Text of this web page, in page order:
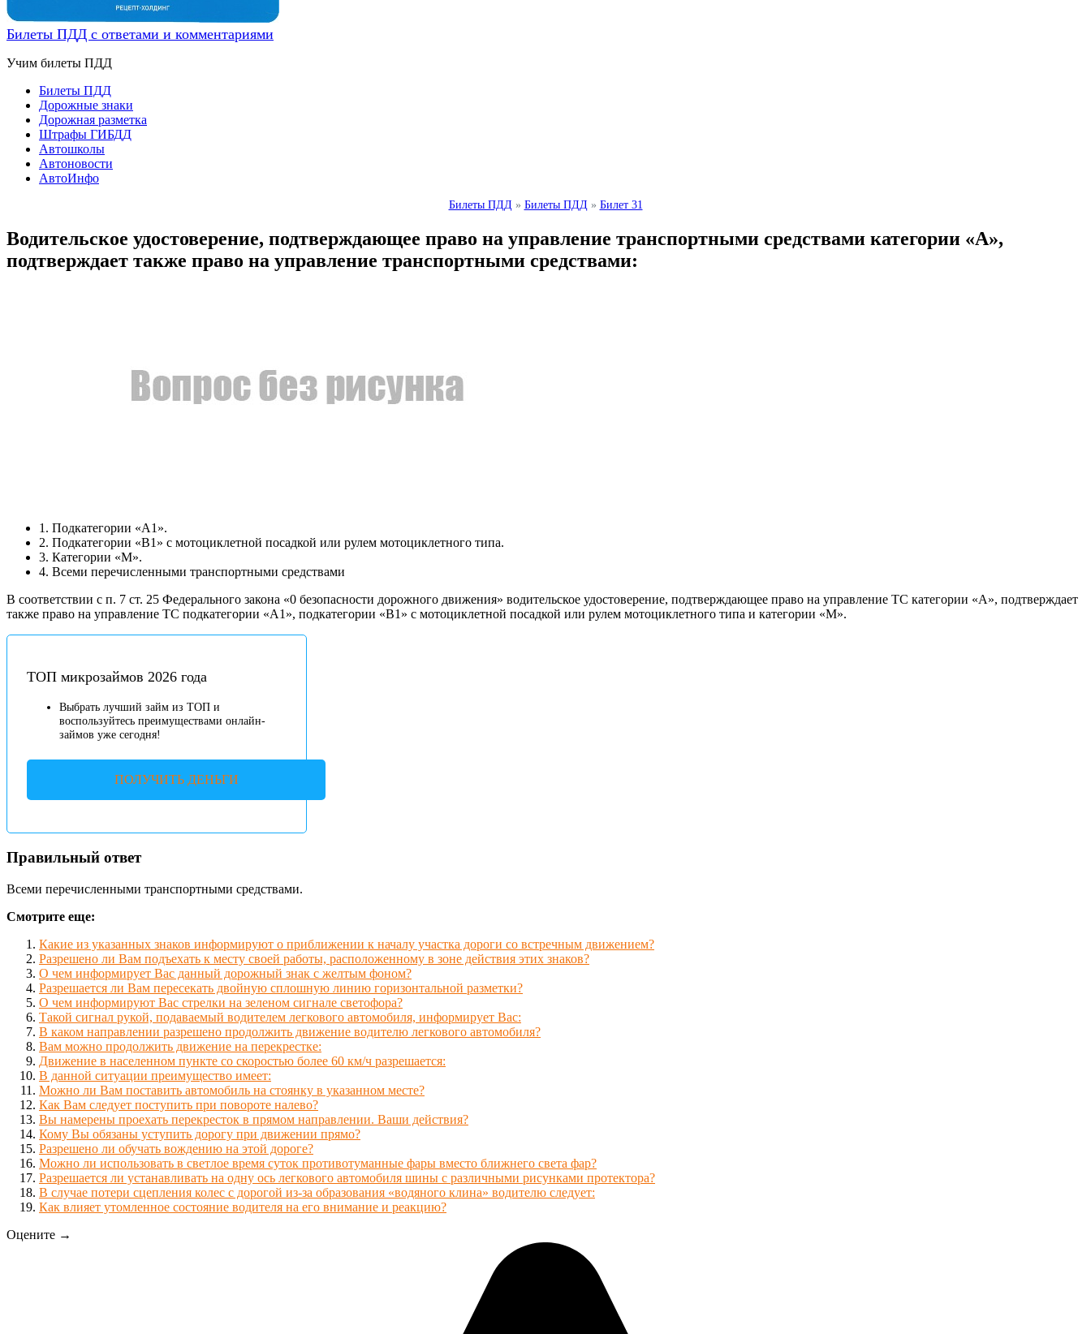
Билеты ПДД с ответами и комментариями
Учим билеты ПДД
Билеты ПДД
Дорожные знаки
Дорожная разметка
Штрафы ГИБДД
Автошколы
Автоновости
АвтоИнфо
Билеты ПДД » Билеты ПДД » Билет 31
Водительское удостоверение, подтверждающее право на управление транспортными средствами категории «А»,
подтверждает также право на управление транспортными средствами:
1. Подкатегории «А1».
2. Подкатегории «В1» с мотоциклетной посадкой или рулем мотоциклетного типа.
3. Категории «М».
4. Всеми перечисленными транспортными средствами
В соответствии с п. 7 ст. 25 Федерального закона «0 безопасности дорожного движения» водительское удостоверение, подтверждающее право на управление ТС категории «А», подтверждает
также право на управление ТС подкатегории «А1», подкатегории «В1» с мотоциклетной посадкой или рулем мотоциклетного типа и категории «М».
ТОП микрозаймов 2026 года
Выбрать лучший займ из ТОП и
воспользуйтесь преимуществами онлайн-
займов уже сегодня!
ПОЛУЧИТЬ ДЕНЬГИ
Правильный ответ
Всеми перечисленными транспортными средствами.
Смотрите еще:
Какие из указанных знаков информируют о приближении к началу участка дороги со встречным движением?
Разрешено ли Вам подъехать к месту своей работы, расположенному в зоне действия этих знаков?
О чем информирует Вас данный дорожный знак с желтым фоном?
Разрешается ли Вам пересекать двойную сплошную линию горизонтальной разметки?
О чем информируют Вас стрелки на зеленом сигнале светофора?
Такой сигнал рукой, подаваемый водителем легкового автомобиля, информирует Вас:
В каком направлении разрешено продолжить движение водителю легкового автомобиля?
Вам можно продолжить движение на перекрестке:
Движение в населенном пункте со скоростью более 60 км/ч разрешается:
В данной ситуации преимущество имеет:
Можно ли Вам поставить автомобиль на стоянку в указанном месте?
Как Вам следует поступить при повороте налево?
Вы намерены проехать перекресток в прямом направлении. Ваши действия?
Кому Вы обязаны уступить дорогу при движении прямо?
Разрешено ли обучать вождению на этой дороге?
Можно ли использовать в светлое время суток противотуманные фары вместо ближнего света фар?
Разрешается ли устанавливать на одну ось легкового автомобиля шины с различными рисунками протектора?
В случае потери сцепления колес с дорогой из-за образования «водяного клина» водителю следует:
Как влияет утомленное состояние водителя на его внимание и реакцию?
Оцените →